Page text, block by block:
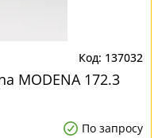
137032
MODENA 172.3
По запросу